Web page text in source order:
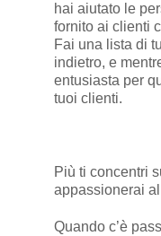
hai aiutato le
fornito ai clienti
Fai una lista di
indietro, e
entusiasta per
tuoi clienti.
Più ti concentri
appassionerai
Quando c’è